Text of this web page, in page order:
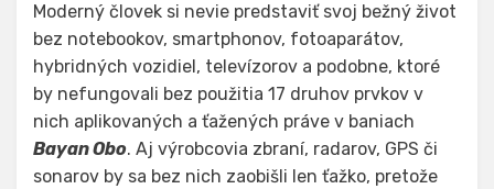
Moderný človek si nevie predstaviť svoj bežný život
bez notebookov, smartphonov, fotoaparátov,
hybridných vozidiel, televízorov a podobne, ktoré
by nefungovali bez použitia 17 druhov prvkov v
nich aplikovaných a ťažených práve v baniach
Bayan Obo. Aj výrobcovia zbraní, radarov, GPS či
sonarov by sa bez nich zaobišli len ťažko, pretože